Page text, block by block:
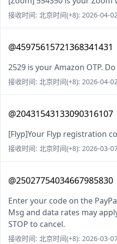
接收时间: 北京时间(+8): 2026-04-
@45975615721368341431
2529 is your Amazon OTP.
接收时间: 北京时间(+8): 2026-04-
@20431543133090316107
[Flyp]Your Flyp registration
接收时间: 北京时间(+8): 2026-03-
@25027754034667985830
Enter your code on the
Msg and data rates may
STOP to cancel.
接收时间: 北京时间(+8): 2026-03-